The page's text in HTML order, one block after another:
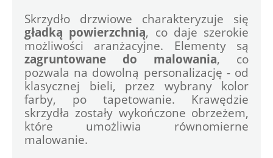
gładką powierzchnią, co daje szerokie
zagruntowane do malowania, co
pozwala na dowolną personalizację - od
klasycznej bieli, przez wybrany kolor
farby, po tapetowanie. Krawędzie
skrzydła zostały wykończone obrzeżem,
które umożliwia równomierne
malowanie.